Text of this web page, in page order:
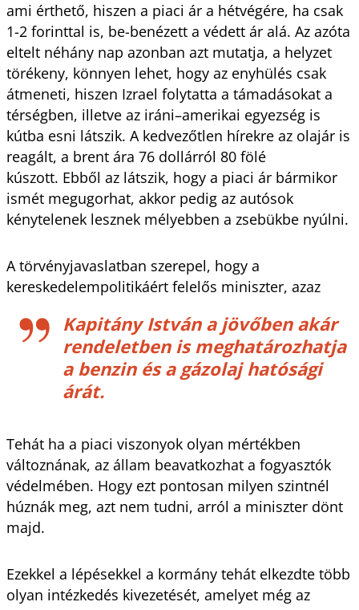
ami érthető, hiszen a piaci ár a hétvégére, ha csak
1-2 forinttal is, be-benézett a védett ár alá. Az azóta
eltelt néhány nap azonban azt mutatja, a helyzet
törékeny, könnyen lehet, hogy az enyhülés csak
átmeneti, hiszen Izrael folytatta a támadásokat a
térségben, illetve az iráni–amerikai egyezség is
kútba esni látszik. A kedvezőtlen hírekre az olajár is
reagált, a brent ára 76 dollárról 80 fölé
kúszott. Ebből az látszik, hogy a piaci ár bármikor
ismét megugorhat, akkor pedig az autósok
kénytelenek lesznek mélyebben a zsebükbe nyúlni.
A törvényjavaslatban szerepel, hogy a
kereskedelempolitikáért felelős miniszter, azaz
Kapitány István a jövőben akár
rendeletben is meghatározhatja
a benzin és a gázolaj hatósági
árát.
Tehát ha a piaci viszonyok olyan mértékben
változnának, az állam beavatkozhat a fogyasztók
védelmében. Hogy ezt pontosan milyen szintnél
húznák meg, azt nem tudni, arról a miniszter dönt
majd.
Ezekkel a lépésekkel a kormány tehát elkezdte több
olyan intézkedés kivezetését, amelyet még az